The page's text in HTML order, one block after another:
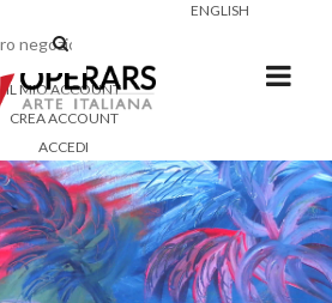
ENGLISH
IL MIO ACCOUNT
CREA ACCOUNT
ACCEDI